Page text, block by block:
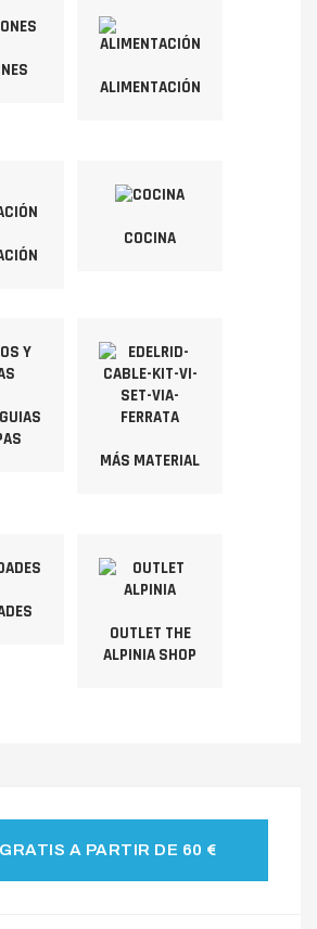
ALIMENTACIÓN
COCINA
MÁS MATERIAL
OUTLET THE
ALPINIA SHOP
A PARTIR DE 60 €